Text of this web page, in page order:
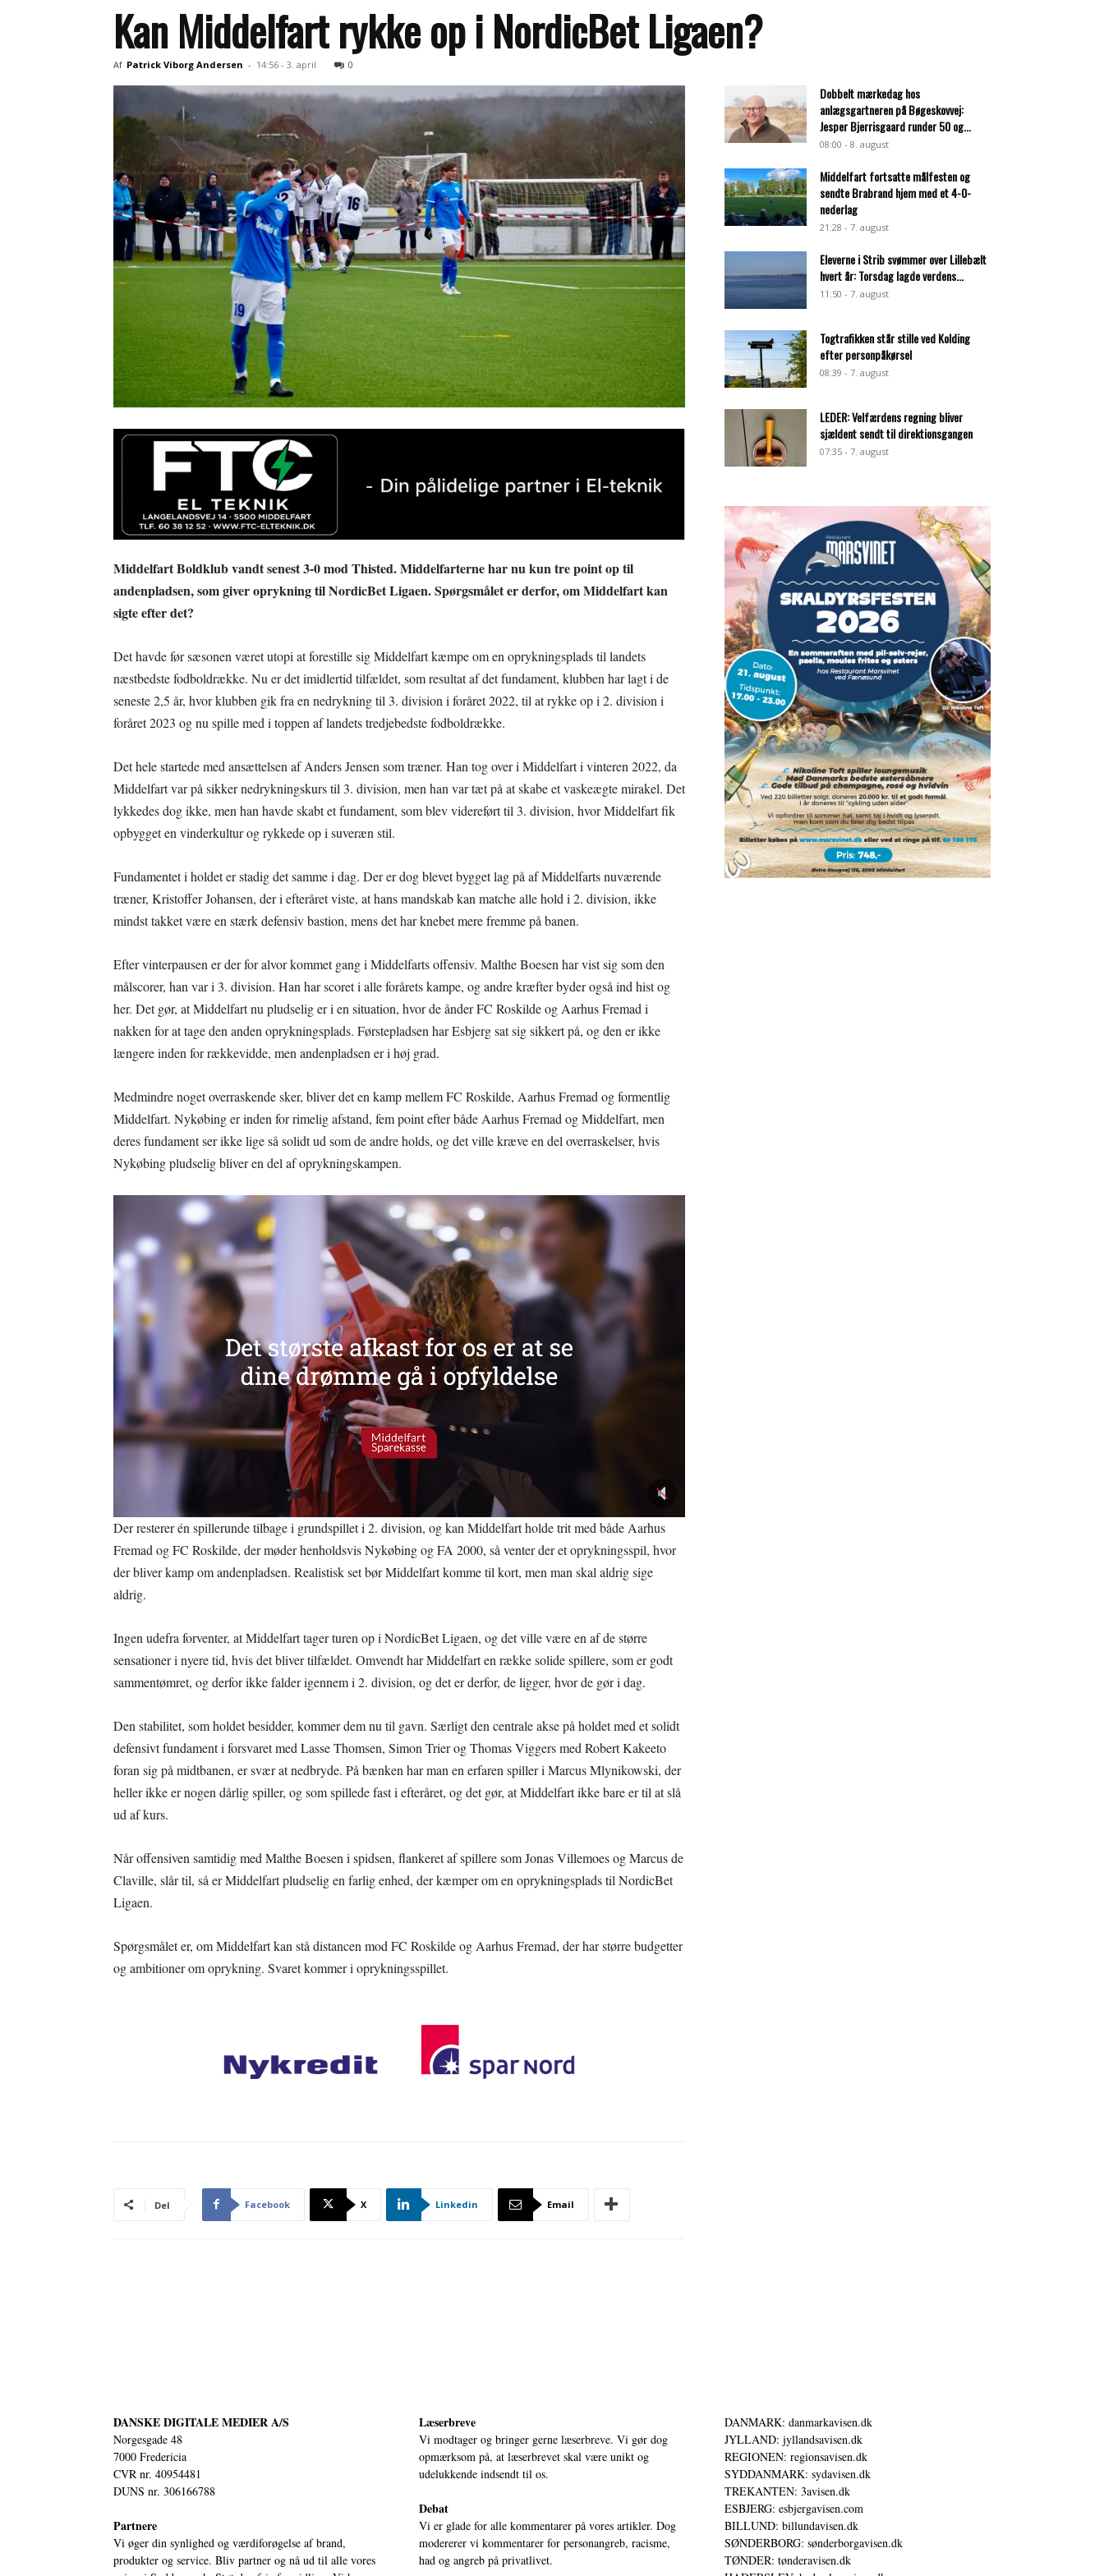
Kan Middelfart rykke op i NordicBet Ligaen?
Af Patrick Viborg Andersen - 14:56 - 3. april 0
Middelfart Boldklub vandt senest 3-0 mod Thisted. Middelfarterne har nu kun tre point op til
andenpladsen, som giver oprykning til NordicBet Ligaen. Spørgsmålet er derfor, om Middelfart kan
sigte efter det?
Det havde før sæsonen været utopi at forestille sig Middelfart kæmpe om en oprykningsplads til landets
næstbedste fodboldrække. Nu er det imidlertid tilfældet, som resultat af det fundament, klubben har lagt i de
seneste 2,5 år, hvor klubben gik fra en nedrykning til 3. division i foråret 2022, til at rykke op i 2. division i
foråret 2023 og nu spille med i toppen af landets tredjebedste fodboldrække.
Det hele startede med ansættelsen af Anders Jensen som træner. Han tog over i Middelfart i vinteren 2022, da
Middelfart var på sikker nedrykningskurs til 3. division, men han var tæt på at skabe et vaskeægte mirakel. Det
lykkedes dog ikke, men han havde skabt et fundament, som blev videreført til 3. division, hvor Middelfart fik
opbygget en vinderkultur og rykkede op i suveræn stil.
Fundamentet i holdet er stadig det samme i dag. Der er dog blevet bygget lag på af Middelfarts nuværende
træner, Kristoffer Johansen, der i efteråret viste, at hans mandskab kan matche alle hold i 2. division, ikke
mindst takket være en stærk defensiv bastion, mens det har knebet mere fremme på banen.
Efter vinterpausen er der for alvor kommet gang i Middelfarts offensiv. Malthe Boesen har vist sig som den
målscorer, han var i 3. division. Han har scoret i alle forårets kampe, og andre kræfter byder også ind hist og
her. Det gør, at Middelfart nu pludselig er i en situation, hvor de ånder FC Roskilde og Aarhus Fremad i
nakken for at tage den anden oprykningsplads. Førstepladsen har Esbjerg sat sig sikkert på, og den er ikke
længere inden for rækkevidde, men andenpladsen er i høj grad.
Medmindre noget overraskende sker, bliver det en kamp mellem FC Roskilde, Aarhus Fremad og formentlig
Middelfart. Nykøbing er inden for rimelig afstand, fem point efter både Aarhus Fremad og Middelfart, men
deres fundament ser ikke lige så solidt ud som de andre holds, og det ville kræve en del overraskelser, hvis
Nykøbing pludselig bliver en del af oprykningskampen.
Der resterer én spillerunde tilbage i grundspillet i 2. division, og kan Middelfart holde trit med både Aarhus
Fremad og FC Roskilde, der møder henholdsvis Nykøbing og FA 2000, så venter der et oprykningsspil, hvor
der bliver kamp om andenpladsen. Realistisk set bør Middelfart komme til kort, men man skal aldrig sige
aldrig.
Ingen udefra forventer, at Middelfart tager turen op i NordicBet Ligaen, og det ville være en af de større
sensationer i nyere tid, hvis det bliver tilfældet. Omvendt har Middelfart en række solide spillere, som er godt
sammentømret, og derfor ikke falder igennem i 2. division, og det er derfor, de ligger, hvor de gør i dag.
Den stabilitet, som holdet besidder, kommer dem nu til gavn. Særligt den centrale akse på holdet med et solidt
defensivt fundament i forsvaret med Lasse Thomsen, Simon Trier og Thomas Viggers med Robert Kakeeto
foran sig på midtbanen, er svær at nedbryde. På bænken har man en erfaren spiller i Marcus Mlynikowski, der
heller ikke er nogen dårlig spiller, og som spillede fast i efteråret, og det gør, at Middelfart ikke bare er til at slå
ud af kurs.
Når offensiven samtidig med Malthe Boesen i spidsen, flankeret af spillere som Jonas Villemoes og Marcus de
Claville, slår til, så er Middelfart pludselig en farlig enhed, der kæmper om en oprykningsplads til NordicBet
Ligaen.
Spørgsmålet er, om Middelfart kan stå distancen mod FC Roskilde og Aarhus Fremad, der har større budgetter
og ambitioner om oprykning. Svaret kommer i oprykningsspillet.
Del Facebook X Linkedin Email
Dobbelt mærkedag hos
anlægsgartneren på Bøgeskovvej:
Jesper Bjerrisgaard runder 50 og...
08:00 - 8. august
Middelfart fortsatte målfesten og
sendte Brabrand hjem med et 4-0-
nederlag
21:28 - 7. august
Eleverne i Strib svømmer over Lillebælt
hvert år: Torsdag lagde verdens...
11:50 - 7. august
Togtrafikken står stille ved Kolding
efter personpåkørsel
08:39 - 7. august
LEDER: Velfærdens regning bliver
sjældent sendt til direktionsgangen
07:35 - 7. august
DANSKE DIGITALE MEDIER A/S
Norgesgade 48
7000 Fredericia
CVR nr. 40954481
DUNS nr. 306166788
Partnere
Vi øger din synlighed og værdiforøgelse af brand,
produkter og service. Bliv partner og nå ud til alle vores
Læserbreve
Vi modtager og bringer gerne læserbreve. Vi gør dog
opmærksom på, at læserbrevet skal være unikt og
udelukkende indsendt til os.
Debat
Vi er glade for alle kommentarer på vores artikler. Dog
modererer vi kommentarer for personangreb, racisme,
had og angreb på privatlivet.
DANMARK: danmarkavisen.dk
JYLLAND: jyllandsavisen.dk
REGIONEN: regionsavisen.dk
SYDDANMARK: sydavisen.dk
TREKANTEN: 3avisen.dk
ESBJERG: esbjergavisen.com
BILLUND: billundavisen.dk
SØNDERBORG: sønderborgavisen.dk
TØNDER: tønderavisen.dk